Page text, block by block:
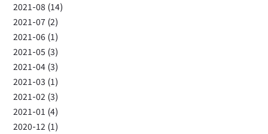
2021-08 (14)
2021-07 (2)
2021-06 (1)
2021-05 (3)
2021-04 (3)
2021-03 (1)
2021-02 (3)
2021-01 (4)
2020-12 (1)